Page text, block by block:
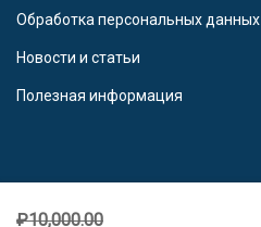
₽10,000.00
Обработка персональных данных
Новости и статьи
Полезная информация